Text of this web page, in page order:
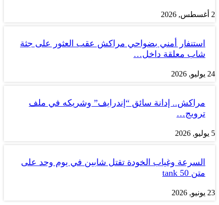
2 أغسطس, 2026
استنفار أمني بضواحي مراكش عقب العثور على جثة
شاب معلقة داخل…
24 يوليو, 2026
مراكش.. إدانة سائق “إندرايف” وشريكه في ملف
ترويج…
5 يوليو, 2026
السرعة وغياب الخودة تقتل شابين في يوم وحد على
متن tank 50
23 يونيو, 2026